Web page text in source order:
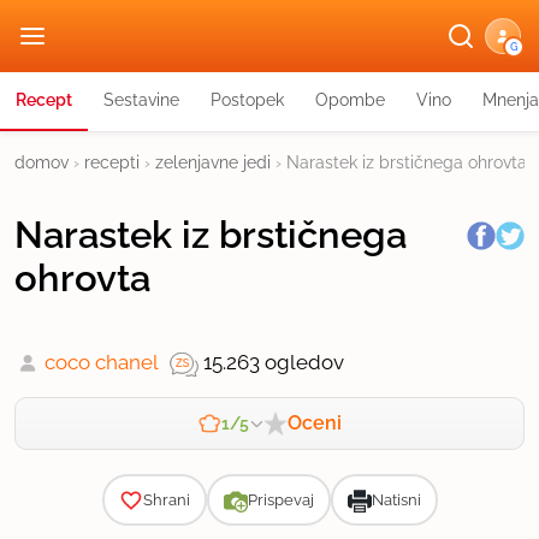
G
Recept Sestavine Postopek Opombe Vino Mnenja
domov › recepti › zelenjavne jedi › Narastek iz brstičnega ohrovta
Narastek iz brstičnega
ohrovta
coco chanel 15.263 ogledov
1/5 Oceni
Shrani Prispevaj Natisni